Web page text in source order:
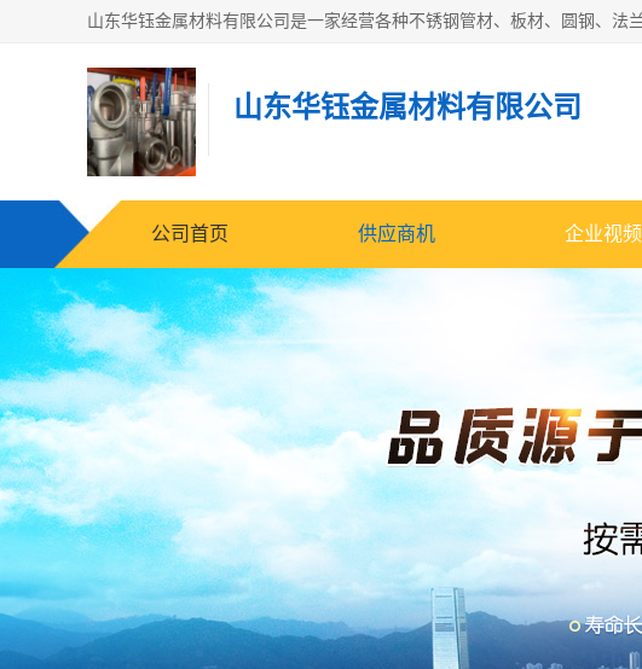
山东华钰金属材料有限公司
公司首页 供应商机 企业视频